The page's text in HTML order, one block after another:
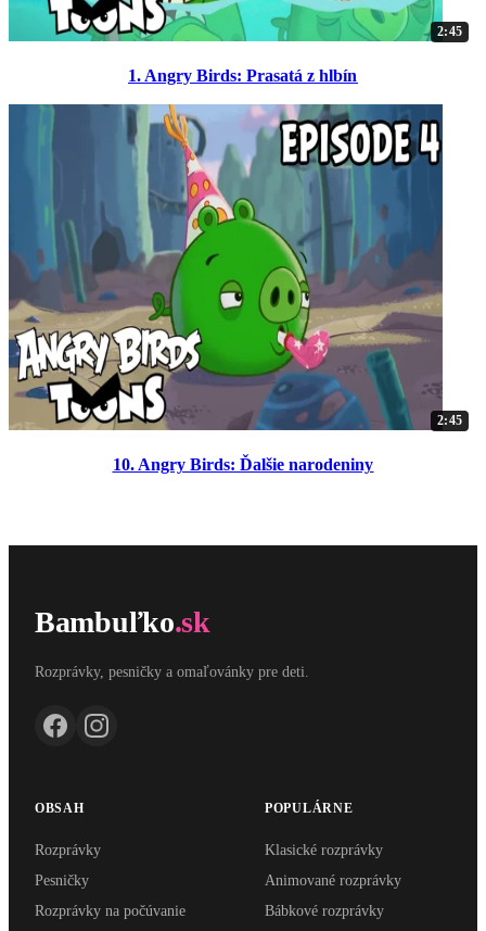
2:45
1. Angry Birds: Prasatá z hlbín
2:45
10. Angry Birds: Ďalšie narodeniny
Bambuľko.sk
Rozprávky, pesničky a omaľovánky pre deti.
OBSAH
Rozprávky
Pesničky
Rozprávky na počúvanie
POPULÁRNE
Klasické rozprávky
Animované rozprávky
Bábkové rozprávky